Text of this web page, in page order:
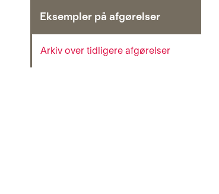
Eksempler på afgørelser
Arkiv over tidligere afgørelser